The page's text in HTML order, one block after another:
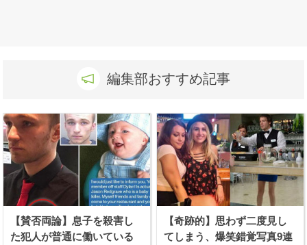
編集部おすすめ記事
【賛否両論】息子を殺害し
た犯人が普通に働いている
【奇跡的】思わず二度見し
てしまう、爆笑錯覚写真9連